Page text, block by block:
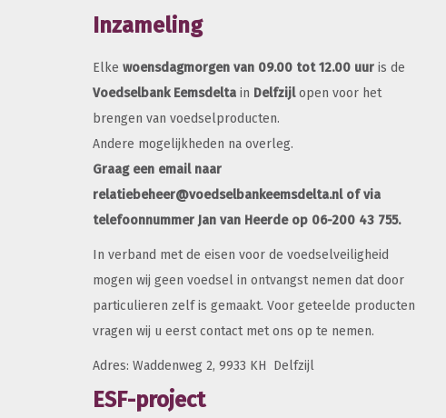
Inzameling
Elke woensdagmorgen van 09.00 tot 12.00 uur is de
Voedselbank Eemsdelta in Delfzijlopen voor het
brengen van voedselproducten.
Andere mogelijkheden na overleg.
Graag een email naar
relatiebeheer@voedselbankeemsdelta.nl of via
telefoonnummer Jan van Heerde op 06-200 43 755.
In verband met de eisen voor de voedselveiligheid
mogen wij geen voedsel in ontvangst nemen dat door
particulieren zelf is gemaakt. Voor geteelde producten
vragen wij u eerst contact met ons op te nemen.
Adres: Waddenweg 2, 9933 KH Delfzijl
ESF-project